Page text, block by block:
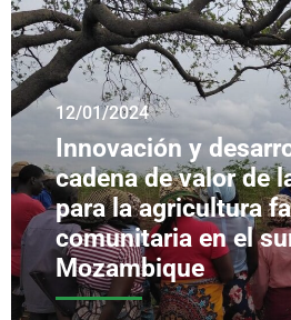
12/01/2024
Innovación y
cadena de valor de
para la agricultura
comunitaria en el
Mozambique